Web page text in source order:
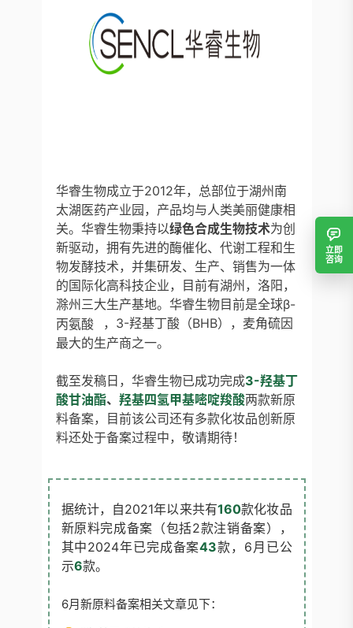
华睿生物成立于2012年，总部位于湖州南
太湖医药产业园，产品均与人类美丽健康相
关。华睿生物秉持以绿色合成生物技术为创
新驱动，拥有先进的酶催化、代谢工程和生
物发酵技术，并集研发、生产、销售为一体
的国际化高科技企业，目前有湖州，洛阳，
滁州三大生产基地。华睿生物目前是全球β-
丙氨酸
，3-羟基丁酸（BHB），麦角硫因
最大的生产商之一。
截至发稿日，华睿生物已成功完成3-羟基丁
酸甘油酯、 羟基四氢甲基嘧啶羧酸两款新原
料备案，目前该公司还有多款化妆品创新原
料还处于备案过程中，敬请期待！
据统计，自2021年以来共有160款化妆品
新原料完成备案（包括2款注销备案），
其中2024年已完成备案43款，6月已公
示6款。
6月新原料备案相关文章见下：
立即
咨询